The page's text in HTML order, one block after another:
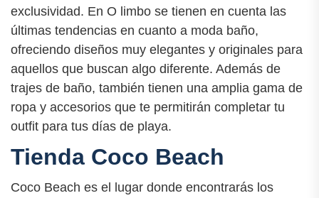
exclusividad. En O limbo se tienen en cuenta las
últimas tendencias en cuanto a moda baño,
ofreciendo diseños muy elegantes y originales para
aquellos que buscan algo diferente. Además de
trajes de baño, también tienen una amplia gama de
ropa y accesorios que te permitirán completar tu
outfit para tus días de playa.
Tienda Coco Beach
Coco Beach es el lugar donde encontrarás los